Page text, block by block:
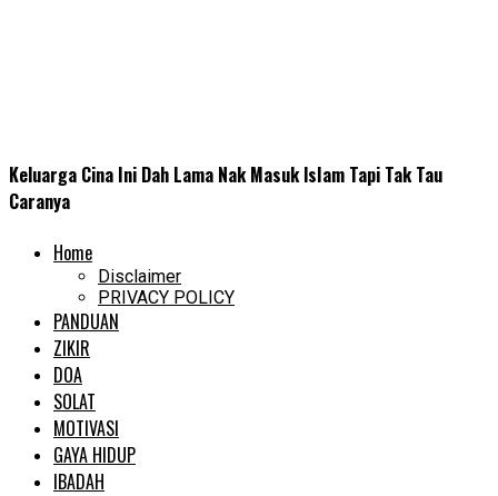
Keluarga Cina Ini Dah Lama Nak Masuk lsIam Tapi Tak Tau
Caranya
Home
Disclaimer
PRIVACY POLICY
PANDUAN
ZIKIR
DOA
SOLAT
MOTIVASI
GAYA HIDUP
IBADAH